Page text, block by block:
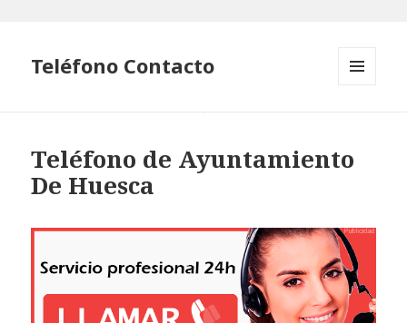
Teléfono Contacto
Teléfono de Ayuntamiento
De Huesca